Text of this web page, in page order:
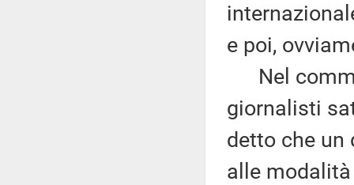
e poi,
Nel
giornalisti
detto che un
alle